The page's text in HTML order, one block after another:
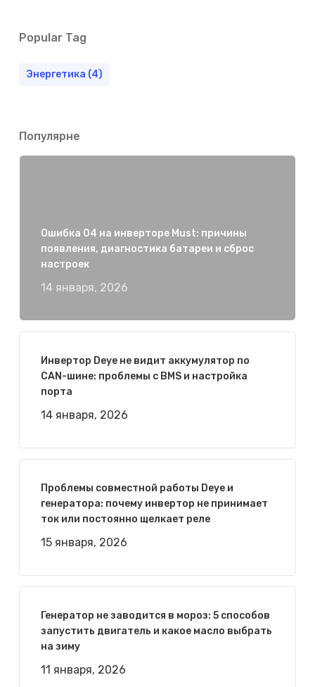
Popular Tag
Энергетика (4)
Популярне
Ошибка 04 на инверторе Must: причины
появления, диагностика батареи и сброс
настроек
14 января, 2026
Инвертор Deye не видит аккумулятор по
CAN-шине: проблемы с BMS и настройка
порта
14 января, 2026
Проблемы совместной работы Deye и
генератора: почему инвертор не принимает
ток или постоянно щелкает реле
15 января, 2026
Генератор не заводится в мороз: 5 способов
запустить двигатель и какое масло выбрать
на зиму
11 января, 2026